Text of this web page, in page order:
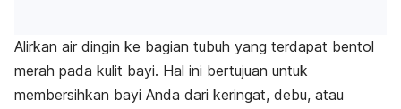
Alirkan air dingin ke bagian tubuh yang terdapat bentol
merah pada kulit bayi. Hal ini bertujuan untuk
membersihkan bayi Anda dari keringat, debu, atau